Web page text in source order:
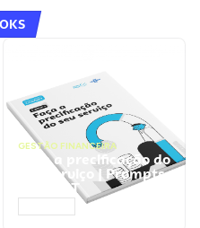
GESTÃO FINANCEIRA
Faça a precificação do
seu serviço | Prompts
ChatGPT